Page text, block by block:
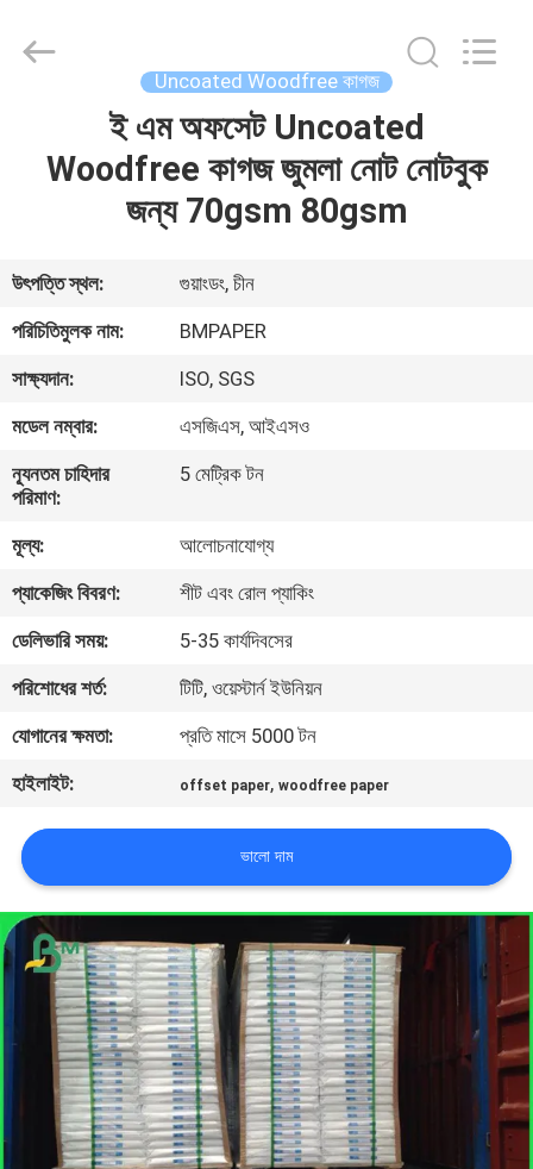
আমাদের
সম্বন্ধে
কারখানা
পরিদর্শন
নিয়ন্ত্রণ
আমাদের
সাথে
যোগাযোগ
খবর
মামলা
সাইট
ম্যাপ
গোপনীয়তা
CO.,LTD.
Uncoated Woodfree কাগজ
ই এম অফসেট Uncoated
Woodfree কাগজ জুমলা নোট নোটবুক
জন্য 70gsm 80gsm
উৎপত্তি স্থল:
গুয়াংডং, চীন
পরিচিতিমুলক নাম:
BMPAPER
সাক্ষ্যদান:
ISO, SGS
মডেল নম্বার:
এসজিএস, আইএসও
ন্যূনতম চাহিদার
পরিমাণ:
5 মেট্রিক টন
মূল্য:
আলোচনাযোগ্য
প্যাকেজিং বিবরণ:
শীট এবং রোল প্যাকিং
ডেলিভারি সময়:
5-35 কার্যদিবসের
পরিশোধের শর্ত:
টিটি, ওয়েস্টার্ন ইউনিয়ন
যোগানের ক্ষমতা:
প্রতি মাসে 5000 টন
হাইলাইট:
offset paper,woodfree paper
ভালো দাম